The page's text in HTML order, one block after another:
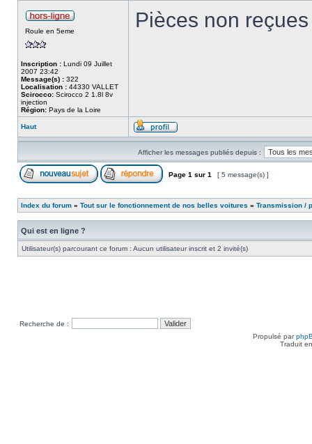
Roule en 5eme
Inscription : Lundi 09 Juillet
2007 23:42
Message(s) : 322
Localisation : 44330 VALLET
Scirocco: Scirocco 2 1.8l 8v
injection
Région: Pays de la Loire
Pièces non
Haut
Afficher les messages publiés depuis :
Page 1 sur 1 [ 5 message(s) ]
Index du forum » Tout sur le fonctionnement de nos belles voitures » Transmission /
Qui est en ligne ?
Utilisateur(s) parcourant ce forum : Aucun utilisateur inscrit et 2 invité(s)
Recherche de :
Propulsé par
Traduit